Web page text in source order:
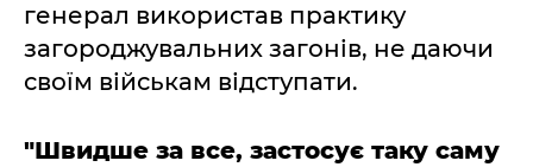
генерал використав практику
загороджувальних загонів, не даючи
своїм військам відступати.
"Швидше за все, застосує таку саму